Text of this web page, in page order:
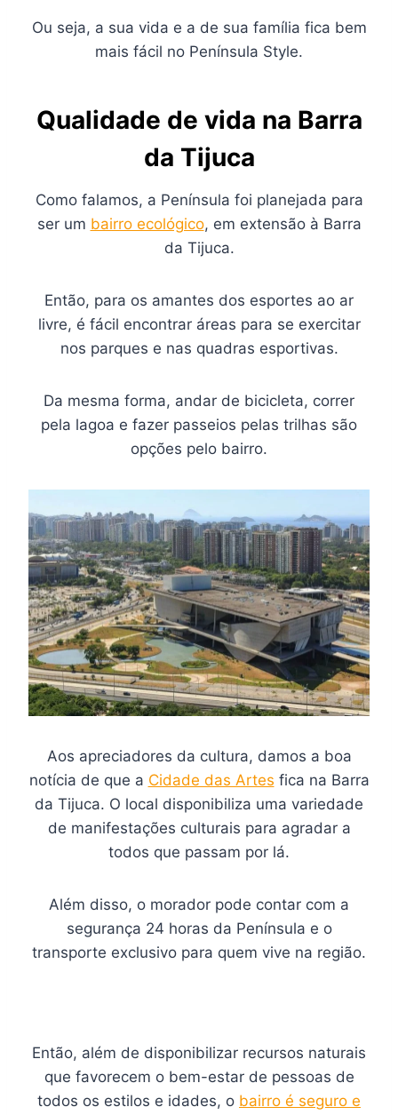
Ou seja, a sua vida e a de sua família fica bem
mais fácil no Península Style.
Qualidade de vida na Barra
da Tijuca
Como falamos, a Península foi planejada para
ser um bairro ecológico, em extensão à Barra
da Tijuca.
Então, para os amantes dos esportes ao ar
livre, é fácil encontrar áreas para se exercitar
nos parques e nas quadras esportivas.
Da mesma forma, andar de bicicleta, correr
pela lagoa e fazer passeios pelas trilhas são
opções pelo bairro.
Aos apreciadores da cultura, damos a boa
notícia de que a Cidade das Artes fica na Barra
da Tijuca. O local disponibiliza uma variedade
de manifestações culturais para agradar a
todos que passam por lá.
Além disso, o morador pode contar com a
segurança 24 horas da Península e o
transporte exclusivo para quem vive na região.
Então, além de disponibilizar recursos naturais
que favorecem o bem-estar de pessoas de
todos os estilos e idades, o bairro é seguro e